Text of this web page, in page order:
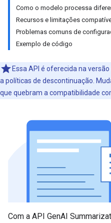
Como o modelo processa
Recursos e limitações
Problemas comuns de
Exemplo de código
Essa API é oferecida na
a políticas de descontinuação.
que quebram a compatibilidade
Com a API GenAI